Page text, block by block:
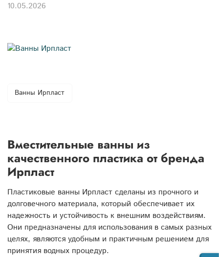
Ванны Ирпласт
Вместительные ванны из
качественного пластика от бренда
Ирпласт
Пластиковые ванны Ирпласт сделаны из прочного и
долговечного материала, который обеспечивает их
надежность и устойчивость к внешним воздействиям.
Они предназначены для использования в самых разных
целях, являются удобным и практичным решением для
принятия водных процедур.
10.05.2026